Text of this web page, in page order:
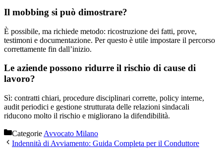
Il mobbing si può dimostrare?
È possibile, ma richiede metodo: ricostruzione dei fatti, prove,
testimoni e documentazione. Per questo è utile impostare il percorso
correttamente fin dall’inizio.
Le aziende possono ridurre il rischio di cause di
lavoro?
Sì: contratti chiari, procedure disciplinari corrette, policy interne,
audit periodici e gestione strutturata delle relazioni sindacali
riducono molto il rischio e migliorano la difendibilità.
Categorie Avvocato Milano
Indennità di Avviamento: Guida Completa per il Conduttore